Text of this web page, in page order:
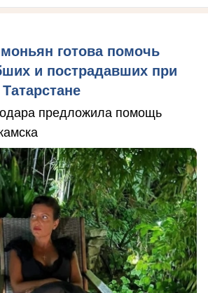
готова помочь
и пострадавших при
предложила помощь